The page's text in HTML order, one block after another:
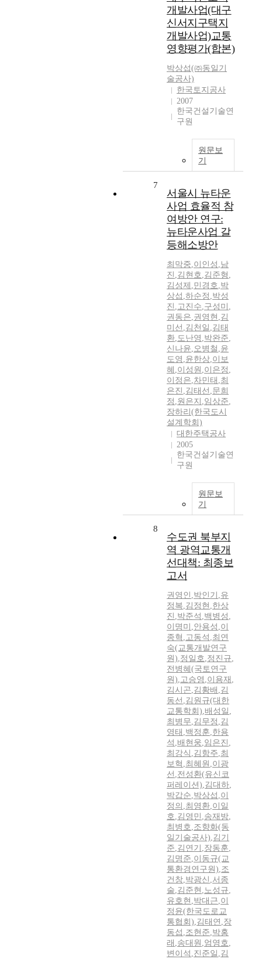
개발사업(대구
신서지구택지
개발사업)교통
영향평가(합본)
박상섭(㈜동일기
술공사)
한국토지공사
2007
한국건설기술연
구원
원문보
기
7
서울시 뉴타운
사업 효율적 참
여방안 연구:
뉴타운사업 갈
등해소방안
최막중,이인성 ,남
진 ,김현호,김준형 ,
김성제 ,민경호,박
상섭 ,하순정 ,박성
진 ,고진수,구성미 ,
권동은,권영현 ,김
미선 ,김천일 ,김태
환,도난영 ,박완준,
신나윤,오병철 ,윤
도영 ,윤한상,이보
혜 ,이성원 ,이은정 ,
이정은,차민태 ,최
은진 ,김태선 ,문희
정 ,원은지 ,임상준,
장하리(한국도시
설계학회)
대한주택공사
2005
한국건설기술연
구원
원문보
기
8
수도권 북부지
역 광역교통개
선대책: 최종보
고서
권영인 ,박인기 ,유
정복,김정현 ,한상
진 ,박준석 ,백병성 ,
이명미 ,안용성 ,이
종혁 ,고동석 ,최연
숙(교통개발연구
원),정일호,정진규,
전병혜(국토연구
원),고승영 ,이용재 ,
김시곤,김황배 ,김
동선 ,김원규(대한
교통학회),배성일 ,
최병무,김무정 ,김
영태 ,백정훈,한용
석 ,배현웅,임은진 ,
최강식 ,김항주,최
보혁 ,최혜원 ,이광
선 ,전성환(유신코
퍼레이션),김대하,
박갑순,박상섭 ,이
정의 ,최영환,이일
호,김영민 ,송재방,
최병호,조향화(동
일기술공사),김기
준,김연기 ,장동훈,
김명준,이동규(교
통환경연구원),조
건창,박광신 ,서종
술,김준현 ,노성규,
유호현 ,박대근,이
정윤(한국도로교
통협회),김태연 ,장
동섭 ,조현준,박홍
래 ,송대원 ,엄영호,
변이석 ,진준일 ,김